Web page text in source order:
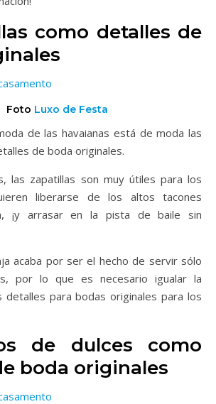
como detalles de
Foto Luxo de Festa
de las havaianas está de moda las
de boda originales.
las zapatillas son muy útiles para los
liberarse de los altos tacones
¡y arrasar en la pista de baile sin
acaba por ser el hecho de servir sólo
por lo que es necesario igualar la
detalles para bodas originales para los
de dulces como
boda originales